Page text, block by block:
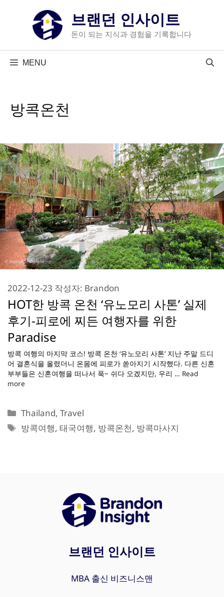
브랜던 인사이트
돈이 되는 지식과 경험을 기록합니다
MENU
방콕온천
HOT한 방콕 온천 ‘유노모리 사톤’ 실제
후기-피로에 찌든 여행자를 위한
Paradise
2022-12-23 작성자: Brandon
방콕 여행의 마지막 코스! 방콕 온천 ‘유노모리 사톤’ 지난 주말 드디
어 결혼식을 올렸더니 온몸에 피로가 쏟아지기 시작했다. 다른 신혼
부부들은 신혼여행을 떠나서 푹~ 쉬다 오겠지만, 우리 … Read
more
카
테
고
Thailand,Travel
태
방콕여행,태국여행, 방콕온천, 방콕마사지
브랜던 인사이트
MBA 출신 비즈니스맨